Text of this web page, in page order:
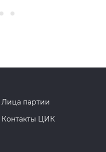
Лица партии
Контакты ЦИК